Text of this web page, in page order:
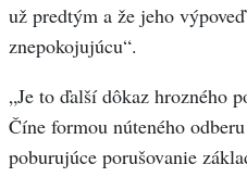
už predtým a že jeho
znepokojujúcu“.
„Je to ďalší dôkaz hrozného
Číne formou núteného
poburujúce porušovanie